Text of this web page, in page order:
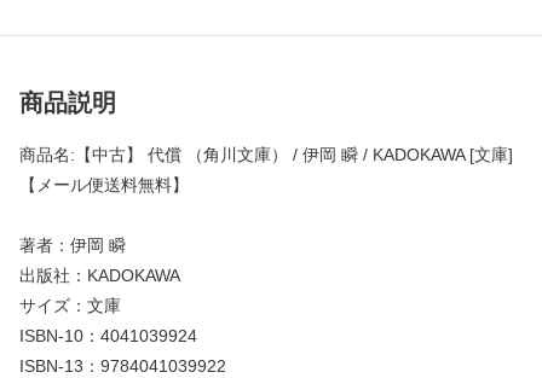
商品説明
商品名:【中古】 代償 （角川文庫） / 伊岡 瞬 / KADOKAWA [文庫]
【メール便送料無料】
著者：伊岡 瞬
出版社：KADOKAWA
サイズ：文庫
ISBN-10：4041039924
ISBN-13：9784041039922